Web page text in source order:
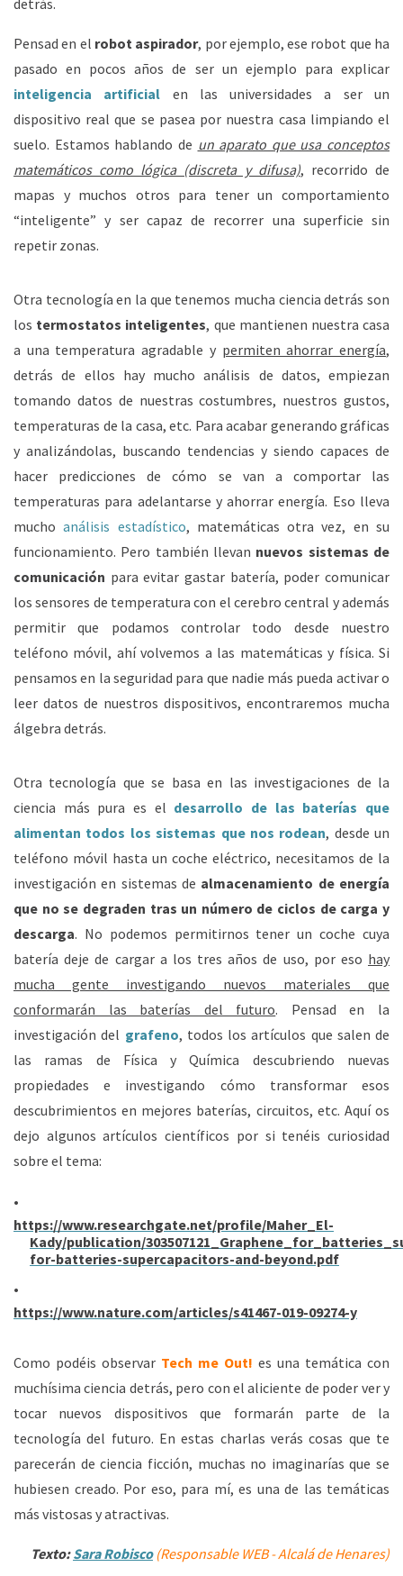
detrás.
Pensad en el robot aspirador, por ejemplo, ese robot que ha
pasado en pocos años de ser un ejemplo para explicar
inteligencia artificial en las universidades a ser un
dispositivo real que se pasea por nuestra casa limpiando el
suelo. Estamos hablando de un aparato que usa conceptos
matemáticos como lógica (discreta y difusa), recorrido de
mapas y muchos otros para tener un comportamiento
“inteligente” y ser capaz de recorrer una superficie sin
repetir zonas.
Otra tecnología en la que tenemos mucha ciencia detrás son
los termostatos inteligentes, que mantienen nuestra casa
a una temperatura agradable y permiten ahorrar energía,
detrás de ellos hay mucho análisis de datos, empiezan
tomando datos de nuestras costumbres, nuestros gustos,
temperaturas de la casa, etc. Para acabar generando gráficas
y analizándolas, buscando tendencias y siendo capaces de
hacer predicciones de cómo se van a comportar las
temperaturas para adelantarse y ahorrar energía. Eso lleva
muchoanálisis estadístico, matemáticas otra vez, en su
funcionamiento. Pero también llevan nuevos sistemas de
comunicación para evitar gastar batería, poder comunicar
los sensores de temperatura con el cerebro central y además
permitir que podamos controlar todo desde nuestro
teléfono móvil, ahí volvemos a las matemáticas y física. Si
pensamos en la seguridad para que nadie más pueda activar o
leer datos de nuestros dispositivos, encontraremos mucha
álgebra detrás.
Otra tecnología que se basa en las investigaciones de la
ciencia más pura es el desarrollo de las baterías que
alimentan todos los sistemas que nos rodean, desde un
teléfono móvil hasta un coche eléctrico, necesitamos de la
investigación en sistemas de almacenamiento de energía
que no se degraden tras un número de ciclos de carga y
descarga. No podemos permitirnos tener un coche cuya
batería deje de cargar a los tres años de uso, por eso hay
mucha gente investigando nuevos materiales que
conformarán las baterías del futuro. Pensad en la
investigación del grafeno, todos los artículos que salen de
las ramas de Física y Química descubriendo nuevas
propiedades e investigando cómo transformar esos
descubrimientos en mejores baterías, circuitos, etc. Aquí os
dejo algunos artículos científicos por si tenéis curiosidad
sobre el tema:
https://www.researchgate.net/profile/Maher_El-
Kady/publication/
for-batteries-supercapacitors-and-beyond.pdf
https://www.nature.com/articles/s41467-019-09274-y
Como podéis observar Tech me Out! es una temática con
muchísima ciencia detrás, pero con el aliciente de poder ver y
tocar nuevos dispositivos que formarán parte de la
tecnología del futuro. En estas charlas verás cosas que te
parecerán de ciencia ficción, muchas no imaginarías que se
hubiesen creado. Por eso, para mí, es una de las temáticas
más vistosas y atractivas.
Texto: Sara Robisco (Responsable WEB - Alcalá de Henares)